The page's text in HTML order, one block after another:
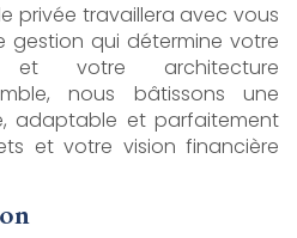
privée travaillera avec vous
gestion qui détermine votre
et votre architecture
nous bâtissons une
adaptable et parfaitement
et votre vision financière